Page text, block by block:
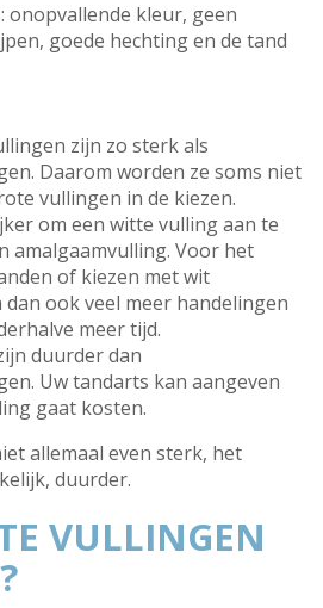
onopvallende kleur, geen
goede hechting en de tand
zijn zo sterk als
Daarom worden ze soms niet
vullingen in de kiezen.
om een witte vulling aan te
amalgaamvulling. Voor het
of kiezen met wit
ook veel meer handelingen
meer tijd.
duurder dan
Uw tandarts kan aangeven
gaat kosten.
allemaal even sterk, het
duurder.
VULLINGEN